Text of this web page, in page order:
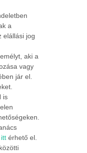
a
elállási jog
aki a
vagy
jár el.
is
itt érhető el.